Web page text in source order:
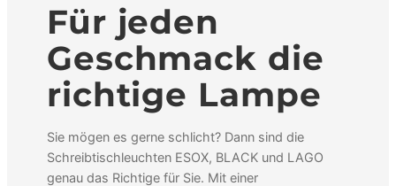
Für jeden
Geschmack die
richtige Lampe
Sie mögen es gerne schlicht? Dann sind die
Schreibtischleuchten ESOX, BLACK und LAGO
genau das Richtige für Sie. Mit einer